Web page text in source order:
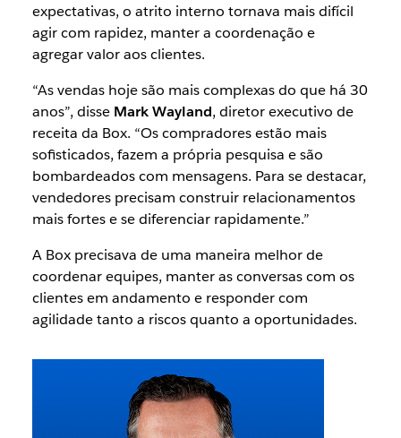
expectativas, o atrito interno tornava mais difícil
agir com rapidez, manter a coordenação e
agregar valor aos clientes.
“As vendas hoje são mais complexas do que há 30
anos”, disse Mark Wayland, diretor executivo de
receita da Box. “Os compradores estão mais
sofisticados, fazem a própria pesquisa e são
bombardeados com mensagens. Para se destacar,
vendedores precisam construir relacionamentos
mais fortes e se diferenciar rapidamente.”
A Box precisava de uma maneira melhor de
coordenar equipes, manter as conversas com os
clientes em andamento e responder com
agilidade tanto a riscos quanto a oportunidades.